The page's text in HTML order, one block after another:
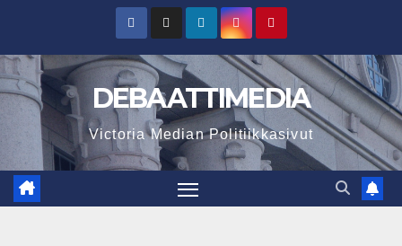
content
DEBAATTIMEDIA
Victoria Median Politiikkasivut